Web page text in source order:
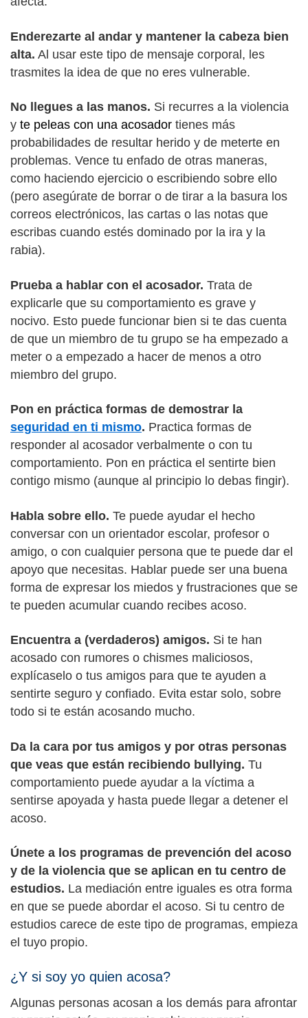
Enderezarte al andar y mantener la cabeza bien
alta. Al usar este tipo de mensaje corporal, les
trasmites la idea de que no eres vulnerable.
No llegues a las manos. Si recurres a la violencia
y te peleas con una acosador tienes más
probabilidades de resultar herido y de meterte en
problemas. Vence tu enfado de otras maneras,
como haciendo ejercicio o escribiendo sobre ello
(pero asegúrate de borrar o de tirar a la basura los
correos electrónicos, las cartas o las notas que
escribas cuando estés dominado por la ira y la
rabia).
Prueba a hablar con el acosador. Trata de
explicarle que su comportamiento es grave y
nocivo. Esto puede funcionar bien si te das cuenta
de que un miembro de tu grupo se ha empezado a
meter o a empezado a hacer de menos a otro
miembro del grupo.
Pon en práctica formas de demostrar la
seguridad en ti mismo. Practica formas de
responder al acosador verbalmente o con tu
comportamiento. Pon en práctica el sentirte bien
contigo mismo (aunque al principio lo debas fingir).
Habla sobre ello. Te puede ayudar el hecho
conversar con un orientador escolar, profesor o
amigo, o con cualquier persona que te puede dar el
apoyo que necesitas. Hablar puede ser una buena
forma de expresar los miedos y frustraciones que se
te pueden acumular cuando recibes acoso.
Encuentra a (verdaderos) amigos. Si te han
acosado con rumores o chismes maliciosos,
explícaselo o tus amigos para que te ayuden a
sentirte seguro y confiado. Evita estar solo, sobre
todo si te están acosando mucho.
Da la cara por tus amigos y por otras personas
que veas que están recibiendo bullying. Tu
comportamiento puede ayudar a la víctima a
sentirse apoyada y hasta puede llegar a detener el
acoso.
Únete a los programas de prevención del acoso
y de la violencia que se aplican en tu centro de
estudios. La mediación entre iguales es otra forma
en que se puede abordar el acoso. Si tu centro de
estudios carece de este tipo de programas, empieza
el tuyo propio.
¿Y si soy yo quien acosa?
Algunas personas acosan a los demás para afrontar